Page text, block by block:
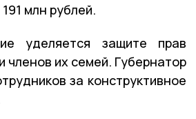
млн рублей.
уделяется защите прав
членов их семей. Губернатор
за конструктивное